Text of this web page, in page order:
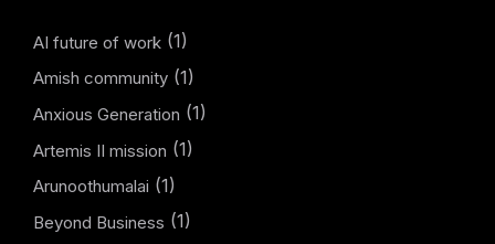
AI future of work (1)
Amish community (1)
Anxious Generation (1)
Artemis II mission (1)
Arunoothumalai (1)
Beyond Business (1)